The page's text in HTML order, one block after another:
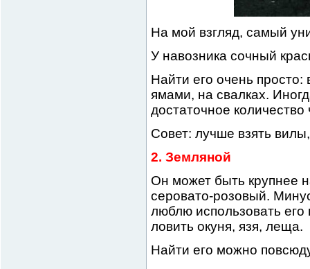
На мой взгляд, самый
У навозника сочный
Найти его очень
ямами, на свалках.
достаточное количество
Совет: лучше взять
2. Земляной
Он может быть крупнее
серовато-розовый.
люблю использовать
ловить окуня, язя, леща.
Найти его можно